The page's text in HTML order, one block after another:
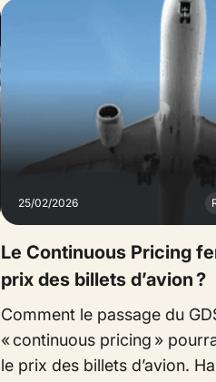
25/02/2026
Le Continuous Pricing
prix des billets d’avion ?
Comment le passage du
« continuous pricing »
le prix des billets d’avion.